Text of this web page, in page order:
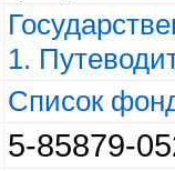
1.
Список
5-85879-